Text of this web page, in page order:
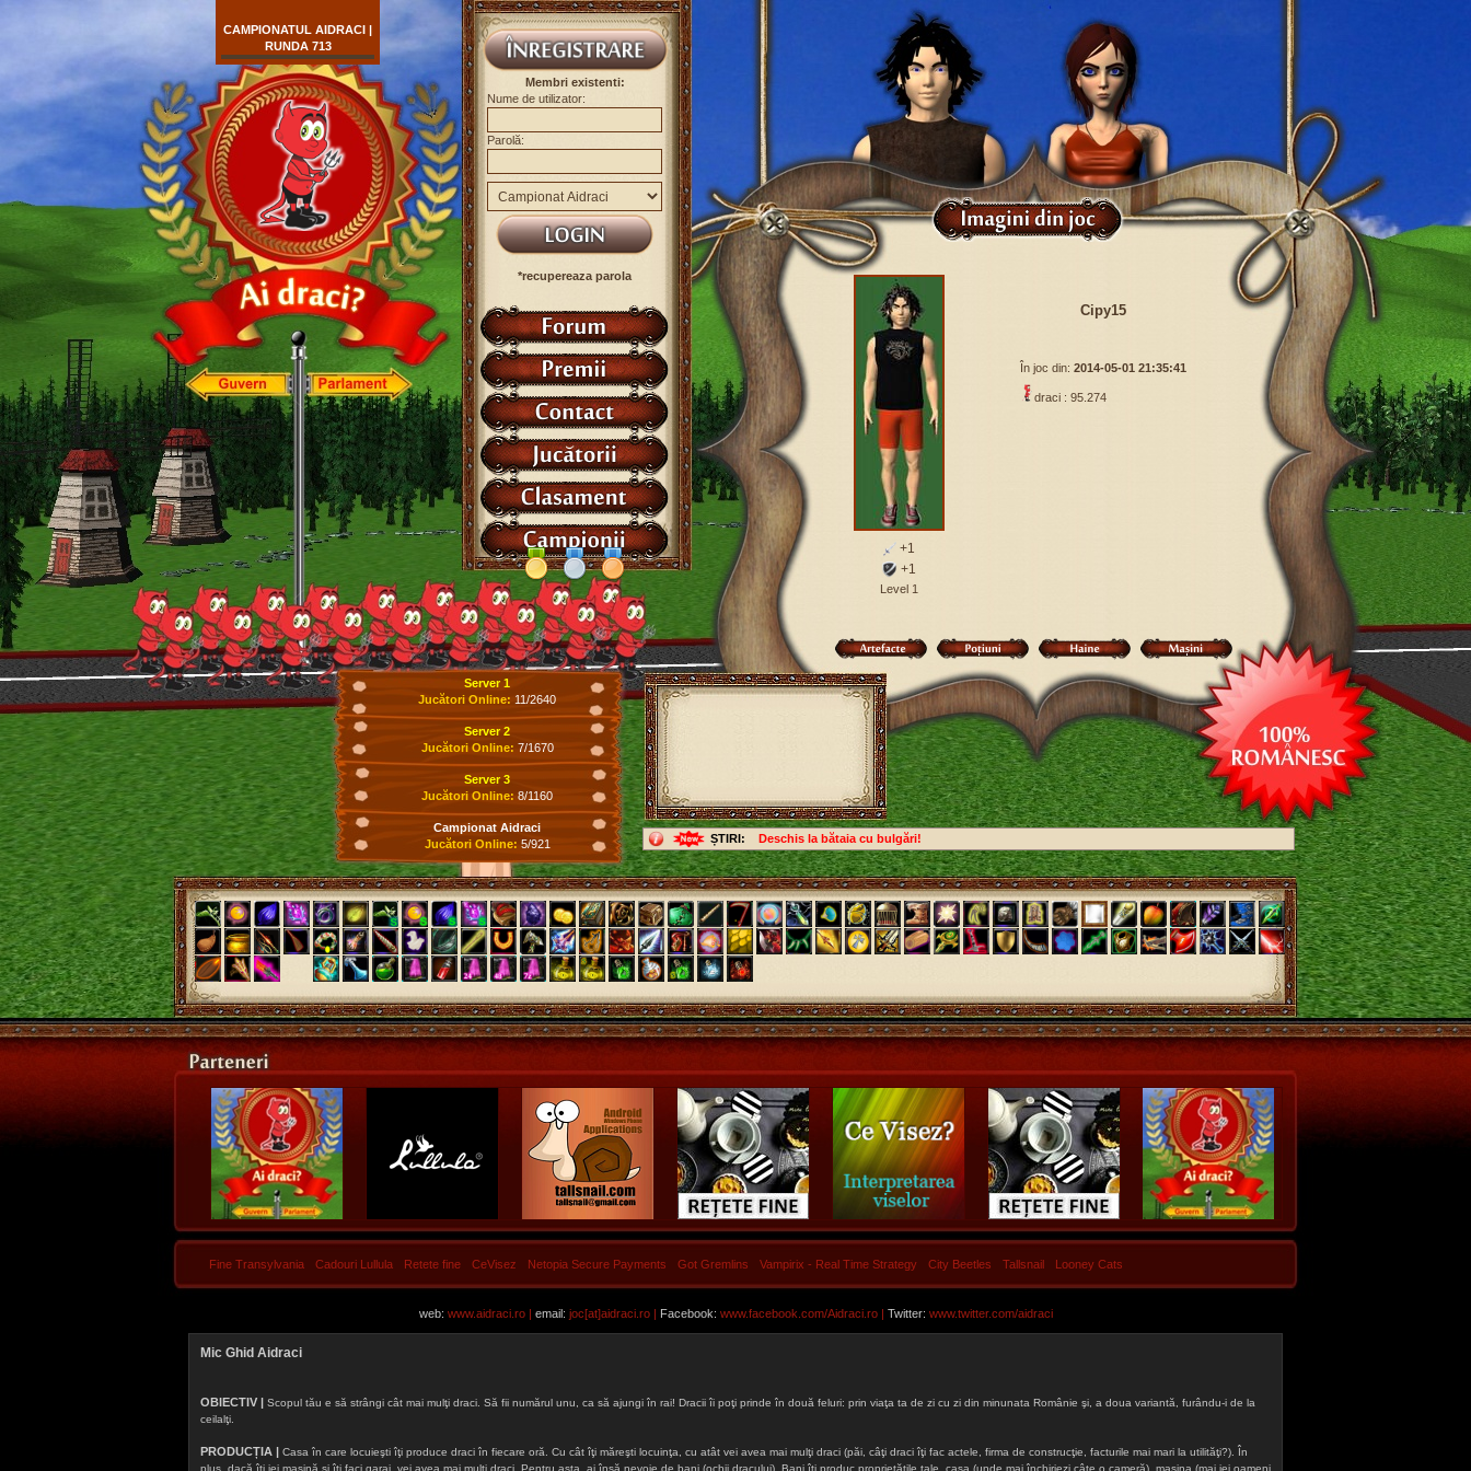
ȘTIRI: Deschis la bătaia cu bulgări!
CAMPIONATUL AIDRACI |
RUNDA 713
Membri existenti:
Nume de utilizator:
Parolă:
*recupereaza parola
+1
+1
Level 1
Cipy15
În joc din: 2014-05-01 21:35:41
draci : 95.274
Server 1
Jucători Online: 11/2640
Server 2
Jucători Online: 7/1670
Server 3
Jucători Online: 8/1160
Campionat Aidraci
Jucători Online: 5/921
Fine Transylvania Cadouri Lullula Retete fine CeVisez Netopia Secure Payments Got Gremlins Vampirix - Real Time Strategy City Beetles Tallsnail Looney Cats
web: www.aidraci.ro | email: joc[at]aidraci.ro | Facebook: www.facebook.com/Aidraci.ro| Twitter: www.twitter.com/aidraci
Mic Ghid Aidraci
OBIECTIV | Scopul tău e să strângi cât mai mulţi draci. Să fii numărul unu, ca să ajungi în rai! Dracii îi poţi prinde în două feluri: prin viaţa ta de zi cu zi din minunata Românie şi, a doua variantă, furându-i de la
ceilalţi.
PRODUCȚIA | Casa în care locuieşti îţi produce draci în fiecare oră. Cu cât îţi măreşti locuinţa, cu atât vei avea mai mulţi draci (păi, câţi draci îţi fac actele, firma de construcţie, facturile mai mari la utilităţi?). În
plus, dacă îţi iei maşină şi îţi faci garaj, vei avea mai mulţi draci. Pentru asta, ai însă nevoie de bani (ochii dracului). Bani îţi produc proprietăţile tale, casa (unde mai închiriezi câte o cameră), maşina (mai iei oameni